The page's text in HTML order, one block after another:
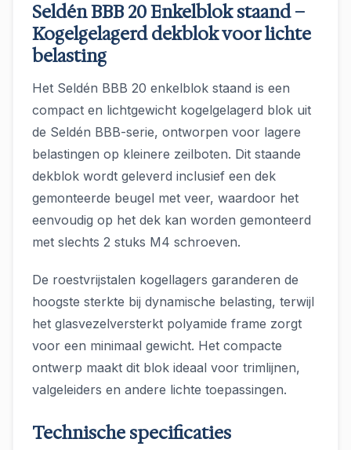
Seldén BBB 20 Enkelblok staand –
Kogelgelagerd dekblok voor lichte
belasting
Het Seldén BBB 20 enkelblok staand is een
compact en lichtgewicht kogelgelagerd blok uit
de Seldén BBB-serie, ontworpen voor lagere
belastingen op kleinere zeilboten. Dit staande
dekblok wordt geleverd inclusief een dek
gemonteerde beugel met veer, waardoor het
eenvoudig op het dek kan worden gemonteerd
met slechts 2 stuks M4 schroeven.
De roestvrijstalen kogellagers garanderen de
hoogste sterkte bij dynamische belasting, terwijl
het glasvezelversterkt polyamide frame zorgt
voor een minimaal gewicht. Het compacte
ontwerp maakt dit blok ideaal voor trimlijnen,
valgeleiders en andere lichte toepassingen.
Technische specificaties